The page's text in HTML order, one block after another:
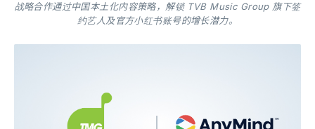
战略合作通过中国本土化内容策略，解锁 TVB Music Group 旗下签
约艺人及官方小红书账号的增长潜力。